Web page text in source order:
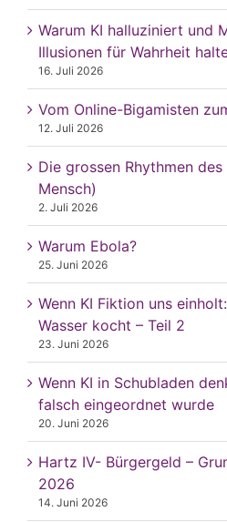
Warum KI halluziniert und
Illusionen für Wahrheit
16. Juli 2026
Vom Online-Bigamisten
12. Juli 2026
Die grossen Rhythmen des
Mensch)
2. Juli 2026
Warum Ebola?
25. Juni 2026
Wenn KI Fiktion uns
Wasser kocht – Teil 2
23. Juni 2026
Wenn KI in Schubladen
falsch eingeordnet wurde
20. Juni 2026
Hartz IV- Bürgergeld –
2026
14. Juni 2026